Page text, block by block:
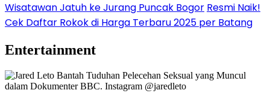
Wisatawan Jatuh ke Jurang Puncak Bogor Resmi Naik!
Cek Daftar Rokok di Harga Terbaru 2025 per Batang
Entertainment